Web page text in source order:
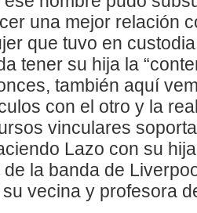
una mejor relación
que tuvo en
tener su hija la
también aquí
con el otro y la
vinculares
Lazo con su
de la banda de
vecina y profesora